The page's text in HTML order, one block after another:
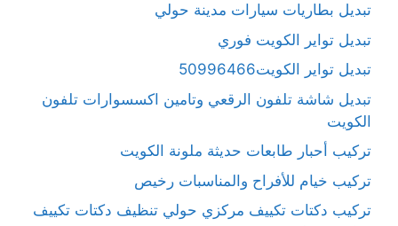
تبديل بطاريات سيارات مدينة حولي
تبديل تواير الكويت فوري
تبديل تواير الكويت50996466
تبديل شاشة تلفون الرقعي وتامين اكسسوارات تلفون
الكويت
تركيب أحبار طابعات حديثة ملونة الكويت
تركيب خيام للأفراح والمناسبات رخيص
تركيب دكتات تكييف مركزي حولي تنظيف دكتات تكييف